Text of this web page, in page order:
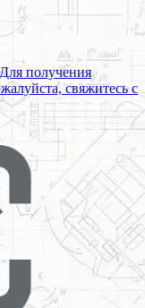
получения
свяжитесь с